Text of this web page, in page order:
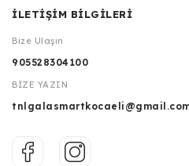
İLETİŞİM BİLGİLERİ
Bize Ulaşın
905528304100
BİZE YAZIN